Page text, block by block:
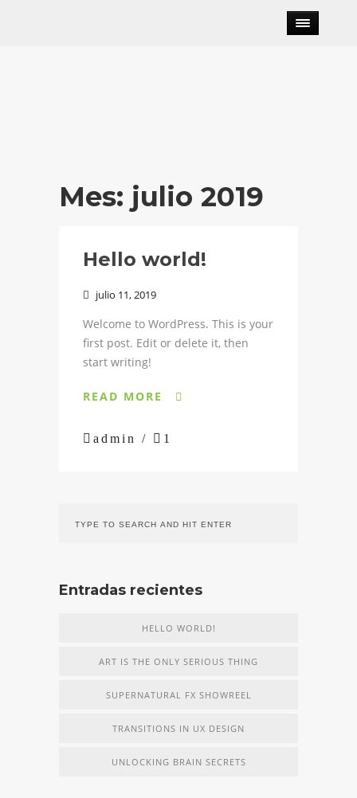
Mes: julio 2019
Hello world!
 julio 11, 2019
Welcome to WordPress. This is your
first post. Edit or delete it, then
start writing!
READ MORE 
 admin /  1
Entradas recientes
HELLO WORLD!
ART IS THE ONLY SERIOUS THING
SUPERNATURAL FX SHOWREEL
TRANSITIONS IN UX DESIGN
UNLOCKING BRAIN SECRETS